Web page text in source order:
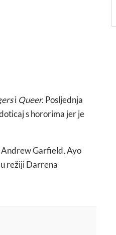
i Queer. Posljednja
s hororima jer je
Garfield, Ayo
režiji Darrena